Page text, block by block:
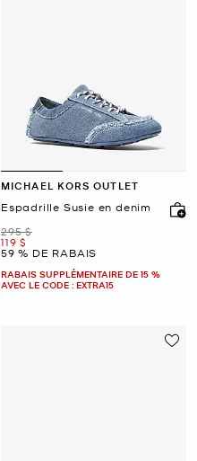
MICHAEL KORS OUTLET
Espadrille Susie en denim
était
295 $
maintenant
119 $
59 % DE RABAIS
RABAIS SUPPLÉMENTAIRE DE 15 %
AVEC LE CODE : EXTRA15